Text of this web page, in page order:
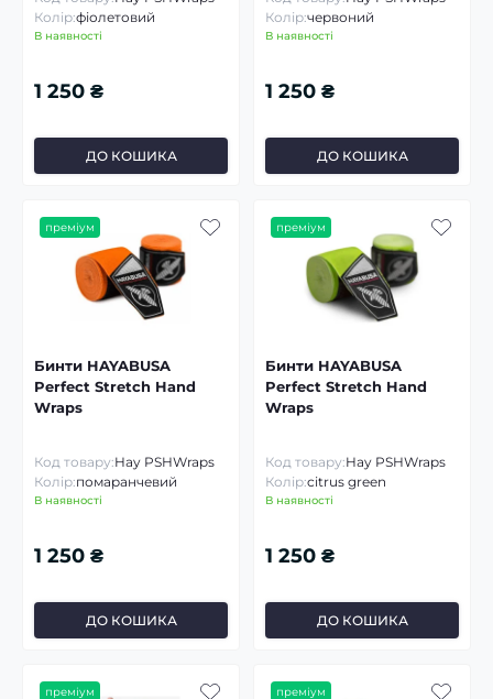
Колір:фіолетовий
В наявності
1 250 ₴
ДО КОШИКА
Колір:червоний
В наявності
1 250 ₴
ДО КОШИКА
преміум
Бинти HAYABUSA
Perfect Stretch Hand
Wraps
Код товару:Hay PSHWraps
Колір:помаранчевий
В наявності
1 250 ₴
ДО КОШИКА
преміум
Бинти HAYABUSA
Perfect Stretch Hand
Wraps
Код товару:Hay PSHWraps
Колір:citrus green
В наявності
1 250 ₴
ДО КОШИКА
преміум преміум